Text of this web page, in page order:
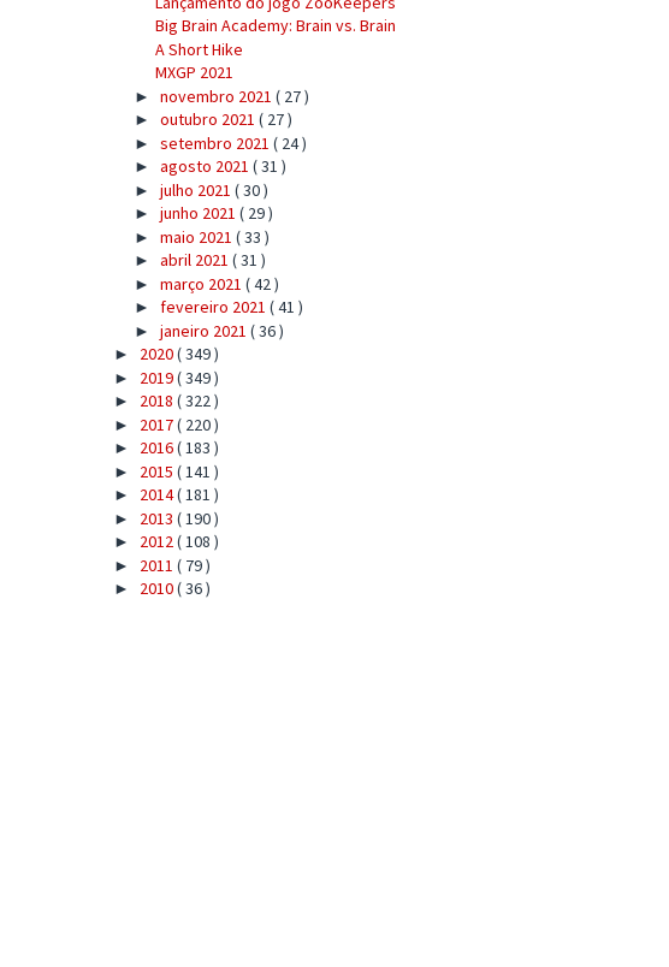
Big Brain Academy: Brain vs. Brain
A Short Hike
MXGP 2021
► novembro 2021 ( 27 )
► outubro 2021 ( 27 )
► setembro 2021 ( 24 )
► agosto 2021 ( 31 )
► julho 2021 ( 30 )
► junho 2021 ( 29 )
► maio 2021 ( 33 )
► abril 2021 ( 31 )
► março 2021 ( 42 )
► fevereiro 2021 ( 41 )
► janeiro 2021 ( 36 )
► 2020( 349 )
► 2019( 349 )
► 2018 ( 322 )
► 2017( 220 )
► 2016( 183 )
► 2015 ( 141 )
► 2014( 181 )
► 2013 ( 190 )
► 2012( 108 )
► 2011 ( 79 )
► 2010( 36 )